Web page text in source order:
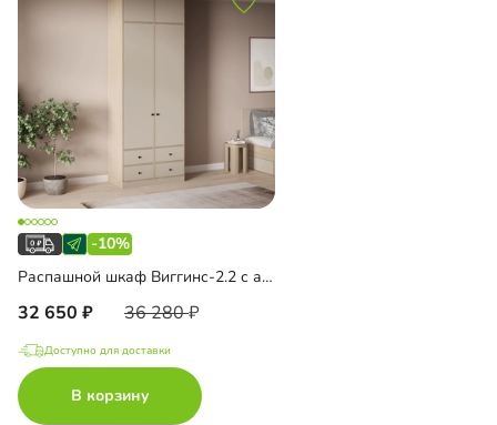
-10%
Распашной шкаф Виггинс-2.2 с антресолью
32 650 36 280
Доступно для доставки
В корзину